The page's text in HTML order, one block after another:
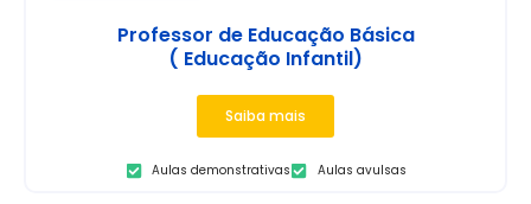
Professor de Educação Básica
( Educação Infantil)
Saiba mais
Aulas demonstrativas Aulas avulsas